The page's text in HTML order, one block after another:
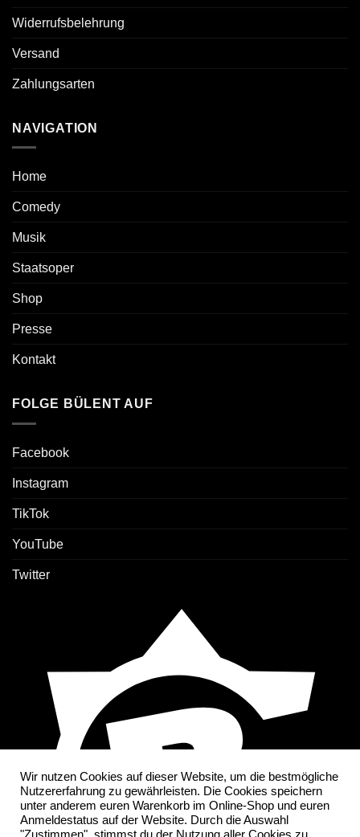
Widerrufsbelehrung
Versand
Zahlungsarten
NAVIGATION
Home
Comedy
Musik
Staatsoper
Shop
Presse
Kontakt
FOLGE BÜLENT AUF
Facebook
Instagram
TikTok
YouTube
Twitter
Wir nutzen Cookies auf dieser Website, um die bestmögliche
Nutzererfahrung zu gewährleisten. Die Cookies speichern
unter anderem euren Warenkorb im Online-Shop und euren
Anmeldestatus auf der Website. Durch die Auswahl